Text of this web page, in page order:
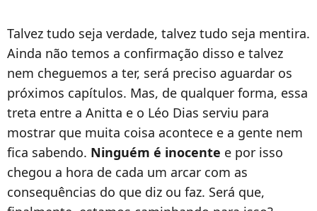
Talvez tudo seja verdade, talvez tudo seja mentira.
Ainda não temos a confirmação disso e talvez
nem cheguemos a ter, será preciso aguardar os
próximos capítulos. Mas, de qualquer forma, essa
treta entre a Anitta e o Léo Dias serviu para
mostrar que muita coisa acontece e a gente nem
fica sabendo. Ninguém é inocente e por isso
chegou a hora de cada um arcar com as
consequências do que diz ou faz. Será que,